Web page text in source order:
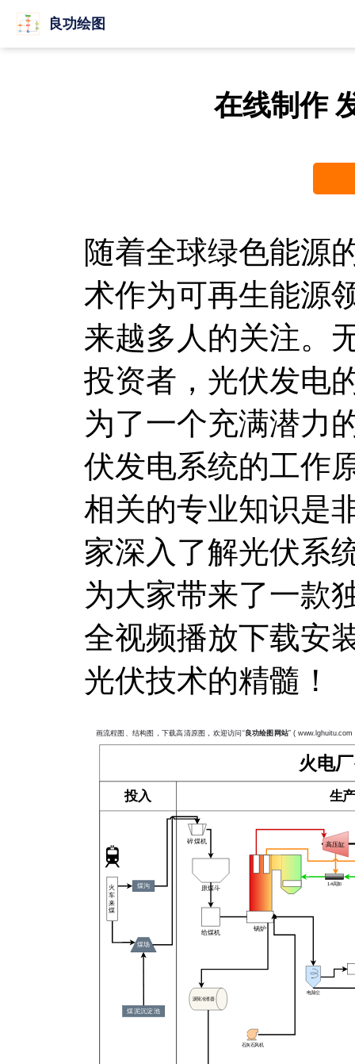
良功绘图
在线制作
随着全球绿色能源
术作为可再生能源
来越多人的关注。
投资者，光伏发电
为了一个充满潜力
伏发电系统的工作
相关的专业知识是
家深入了解光伏系
为大家带来了一款
全视频播放下载安
光伏技术的精髓！